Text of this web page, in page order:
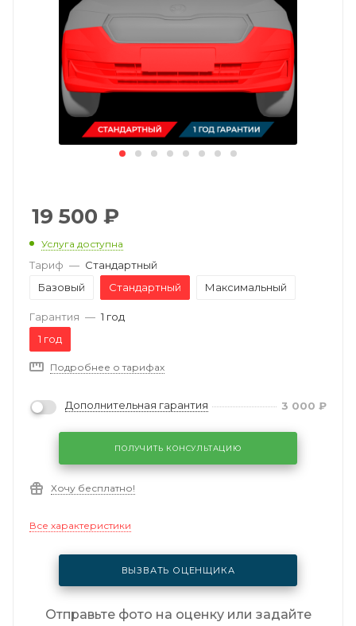
19 500 ₽
Услуга доступна
Тариф — Стандартный
Базовый
Стандартный Максимальный
Гарантия — 1 год
1 год
Подробнее о тарифах
Дополнительная гарантия 3 000 ₽
ПОЛУЧИТЬ КОНСУЛЬТАЦИЮ
Хочу бесплатно!
Все характеристики
ВЫЗВАТЬ ОЦЕНЩИКА
Отправьте фото на оценку или задайте